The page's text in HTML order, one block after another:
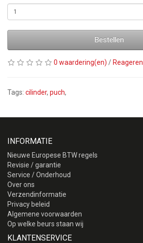
Bestellen
0 waardering(en) / Reageren
Tags: cilinder, puch,
INFORMATIE
Nieuwe Europese BTW regels
Revisie / garantie
Service / Onderhoud
Over ons
Verzendinformatie
Privacy beleid
Algemene voorwaarden
Op welke beurs staan wij
KLANTENSERVICE